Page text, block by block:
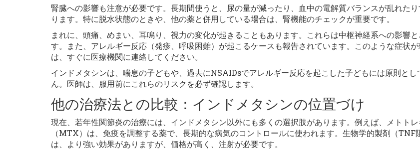
腎臓への影響も注意が必要です。長期間使うと、尿の量が減ったり、血中の電解質バランスが乱れた
ります。特に脱水状態のときや、他の薬と併用している場合は、腎機能のチェックが重要です。
まれに、頭痛、めまい、耳鳴り、視力の変化が起きることもあります。これらは中枢神経系への影響と
す。また、アレルギー反応（発疹、呼吸困難）が起こるケースも報告されています。このような症状
は、すぐに医療機関に連絡してください。
インドメタシンは、喘息の子どもや、過去にNSAIDsでアレルギー反応を起こした子どもには原則とし
ん。医師は、服用前にこれらのリスクを必ず確認します。
他の治療法との比較：インドメタシンの位置づけ
現在、若年性関節炎の治療には、インドメタシン以外にも多くの選択肢があります。例えば、メトトレ
（MTX）は、免疫を調整する薬で、長期的な病気のコントロールに使われます。生物学的製剤（TNF
は、より強い効果がありますが、価格が高く、注射が必要です。